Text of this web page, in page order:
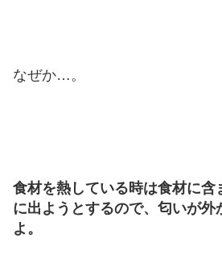
なぜか…。
食材を熱している時は食材に含
に出ようとするので、匂いが外
よ。